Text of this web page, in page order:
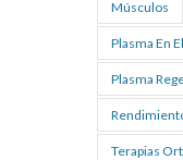
Músculos
Plasma En
Plasma
Terapias